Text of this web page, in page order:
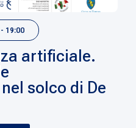
19:00
artificiale.
solco di De